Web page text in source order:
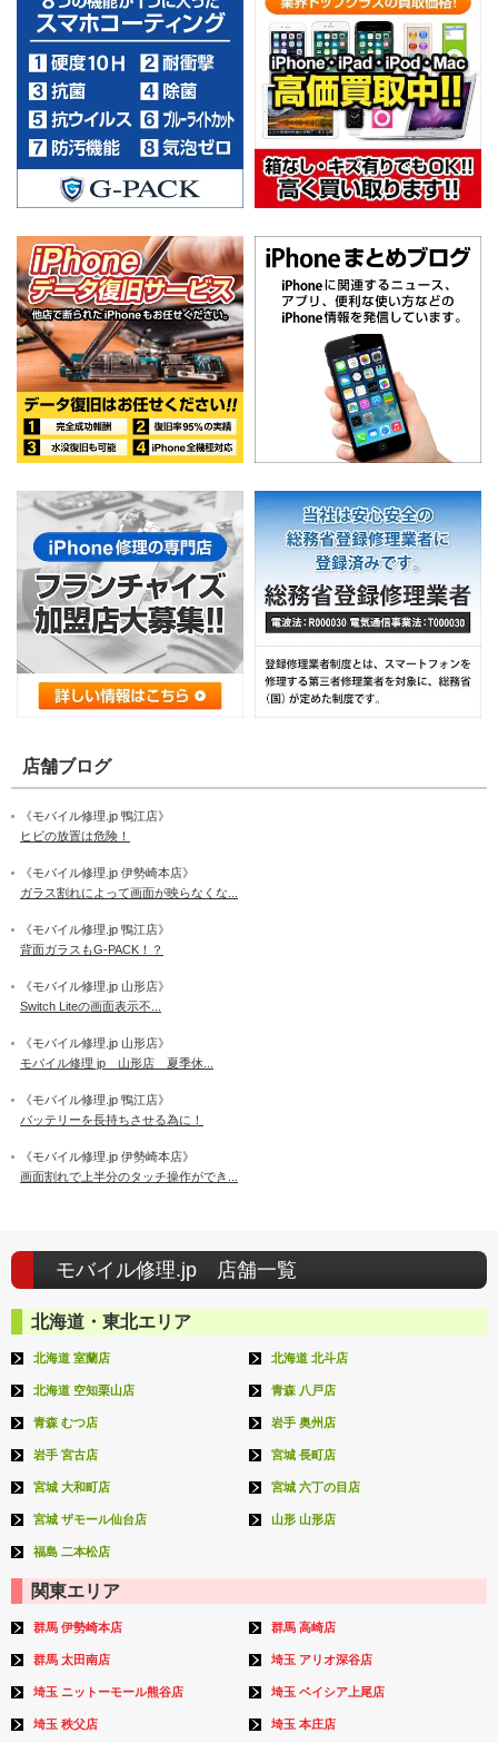
店舗ブログ
《モバイル修理.jp 鴨江店》
ヒビの放置は危険！
《モバイル修理.jp 伊勢崎本店》
ガラス割れによって画面が映らなくな...
《モバイル修理.jp 鴨江店》
背面ガラスもG-PACK！？
《モバイル修理.jp 山形店》
Switch Liteの画面表示不...
《モバイル修理.jp 山形店》
モバイル修理 jp 山形店 夏季休...
《モバイル修理.jp 鴨江店》
バッテリーを長持ちさせる為に！
《モバイル修理.jp 伊勢崎本店》
画面割れで上半分のタッチ操作ができ...
モバイル修理.jp 店舗一覧
北海道・東北エリア
北海道 室蘭店 北海道 北斗店
北海道 空知栗山店 青森 八戸店
青森 むつ店 岩手 奥州店
岩手 宮古店 宮城 長町店
宮城 大和町店 宮城 六丁の目店
宮城 ザモール仙台店 山形 山形店
福島 二本松店
関東エリア
群馬 伊勢崎本店 群馬 高崎店
群馬 太田南店 埼玉 アリオ深谷店
埼玉 ニットーモール熊谷店 埼玉 ベイシア上尾店
埼玉 秩父店 埼玉 本庄店